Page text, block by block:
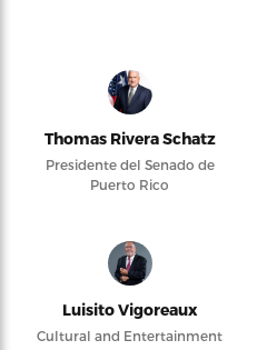
Thomas Rivera Schatz
Presidente del Senado de
Puerto Rico
Luisito Vigoreaux
Cultural and Entertainment